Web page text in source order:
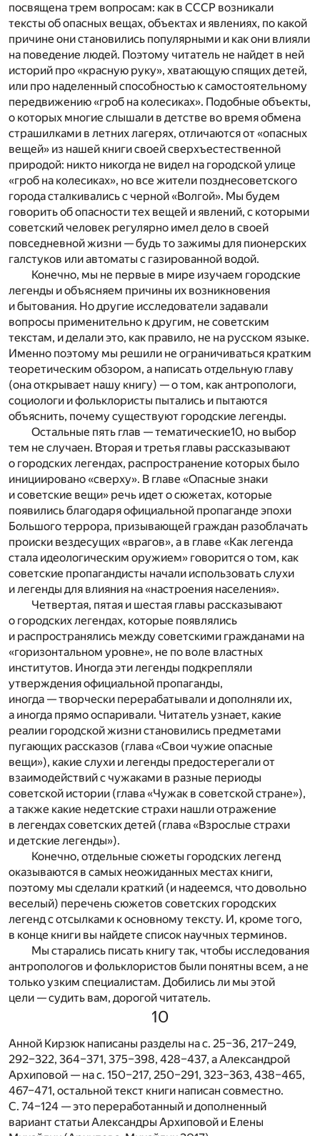
посвящена трем вопросам: как в СССР возникали
тексты об опасных вещах, объектах и явлениях, по какой
причине они становились популярными и как они влияли
на поведение людей. Поэтому читатель не найдет в ней
историй про «красную руку», хватающую спящих детей,
или про наделенный способностью к самостоятельному
передвижению «гроб на колесиках». Подобные объекты,
о которых многие слышали в детстве во время обмена
страшилками в летних лагерях, отличаются от «опасных
вещей» из нашей книги своей сверхъестественной
природой: никто никогда не видел на городской улице
«гроб на колесиках», но все жители позднесоветского
города сталкивались с черной «Волгой». Мы будем
говорить об опасности тех вещей и явлений, с которыми
советский человек регулярно имел дело в своей
повседневной жизни — будь то зажимы для пионерских
галстуков или автоматы с газированной водой.
Конечно, мы не первые в мире изучаем городские
легенды и объясняем причины их возникновения
и бытования. Но другие исследователи задавали
вопросы применительно к другим, не советским
текстам, и делали это, как правило, не на русском языке.
Именно поэтому мы решили не ограничиваться кратким
теоретическим обзором, а написать отдельную главу
(она открывает нашу книгу) — о том, как антропологи,
социологи и фольклористы пытались и пытаются
объяснить, почему существуют городские легенды.
Остальные пять глав — тематические10, но выбор
тем не случаен. Вторая и третья главы рассказывают
о городских легендах, распространение которых было
инициировано «сверху». В главе «Опасные знаки
и советские вещи» речь идет о сюжетах, которые
появились благодаря официальной пропаганде эпохи
Большого террора, призывающей граждан разоблачать
происки вездесущих «врагов», а в главе «Как легенда
стала идеологическим оружием» говорится о том, как
советские пропагандисты начали использовать слухи
и легенды для влияния на «настроения населения».
Четвертая, пятая и шестая главы рассказывают
о городских легендах, которые появлялись
и распространялись между советскими гражданами на
«горизонтальном уровне», не по воле властных
институтов. Иногда эти легенды подкрепляли
утверждения официальной пропаганды,
иногда — творчески перерабатывали и дополняли их,
а иногда прямо оспаривали. Читатель узнает, какие
реалии городской жизни становились предметами
пугающих рассказов (глава «Свои чужие опасные
вещи»), какие слухи и легенды предостерегали от
взаимодействий с чужаками в разные периоды
советской истории (глава «Чужак в советской стране»),
а также какие недетские страхи нашли отражение
в легендах советских детей (глава «Взрослые страхи
и детские легенды»).
Конечно, отдельные сюжеты городских легенд
оказываются в самых неожиданных местах книги,
поэтому мы сделали краткий (и надеемся, что довольно
веселый) перечень сюжетов советских городских
легенд с отсылками к основному тексту. И, кроме того,
в конце книги вы найдете список научных терминов.
Мы старались писать книгу так, чтобы исследования
антропологов и фольклористов были понятны всем, а не
только узким специалистам. Добились ли мы этой
цели — судить вам, дорогой читатель.
10
Анной Кирзюк написаны разделы на с. 25–36, 217–249,
292–322, 364–371, 375–398, 428–437, а Александрой
Архиповой — на с. 150–217, 250–291, 323–363, 438–465,
467–471, остальной текст книги написан совместно.
C. 74–124 — это переработанный и дополненный
вариант статьи Александры Архиповой и Елены